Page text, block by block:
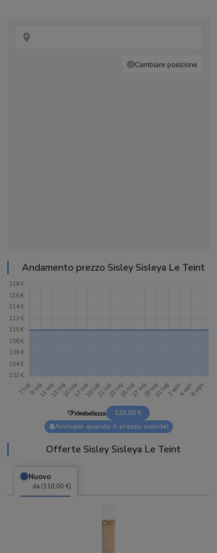
Andamento prezzo Sisley Sisleya Le Teint
110,00 €
Avvisami quando il prezzo scende!
Offerte Sisley Sisleya Le Teint
Nuovo
da (110,00 €)